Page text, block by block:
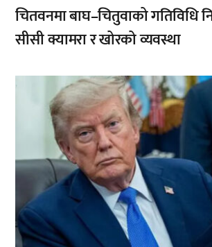
चितवनमा बाघ–चितुवाको गतिविधि
सीसी क्यामरा र खोरको व्यवस्था